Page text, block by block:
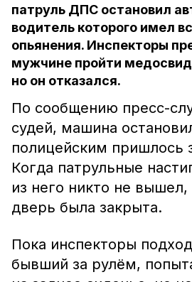
патруль ДПС остановил
водитель которого имел
опьянения. Инспекторы
мужчине пройти
но он отказался.
По сообщению пресс-
судей, машина
полицейским пришлось
Когда патрульные
из него никто не вышел,
дверь была закрыта.
Пока инспекторы
бывший за рулём,